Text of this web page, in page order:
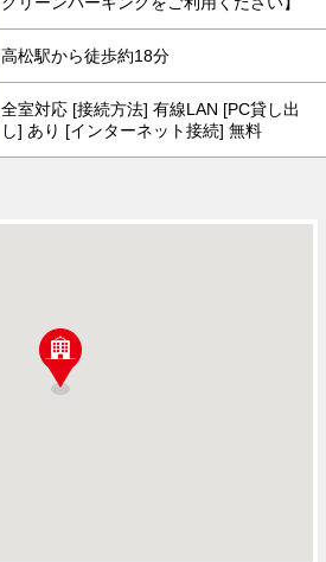
高松駅から徒歩約18分
全室対応 [接続方法] 有線LAN [PC貸し出
し] あり [インターネット接続] 無料